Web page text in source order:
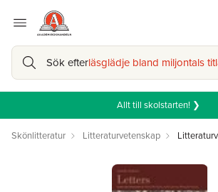
Sök efterläsglädje bland miljontals
Allt till skolstarten! ❯
Skönlitteratur Litteraturvetenskap